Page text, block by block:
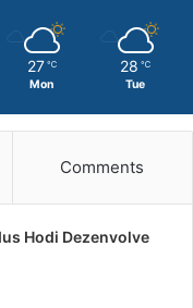
27 ℃
Mon
28 ℃
Tue
Comments
Hodi Dezenvolve